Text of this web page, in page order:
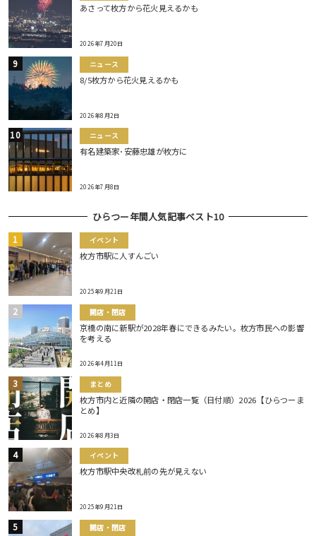
あさって枚方から花火見えるかも
2026年7月20日
ニュース
8/5枚方から花火見えるかも
2026年8月2日
ニュース
有名建築家･安藤忠雄が枚方に
2026年7月8日
ひらつー年間人気記事ベスト10
イベント
枚方市駅に人すんごい
2025年9月21日
開店・閉店
京橋の南に新駅が2028年春にできるみたい。枚方市民への影響
を考える
2026年4月11日
まとめ
枚方市内と近隣の開店・閉店一覧（日付順）2026【ひらつーま
とめ】
2026年8月3日
イベント
枚方市駅中央改札前の先が見えない
2025年9月21日
開店・閉店